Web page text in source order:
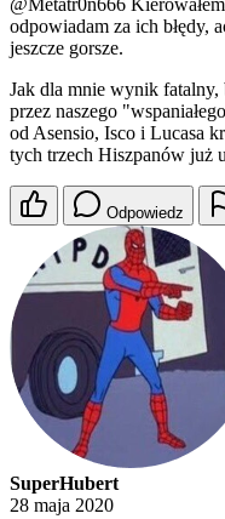
@Metatr0n666
odpowiadam za ich błędy,
jeszcze gorsze.
Jak dla mnie wynik fatalny,
przez naszego
od Asensio, Isco i Lucasa
tych trzech Hiszpanów już
Odpowiedz
SuperHubert
28 maja 2020